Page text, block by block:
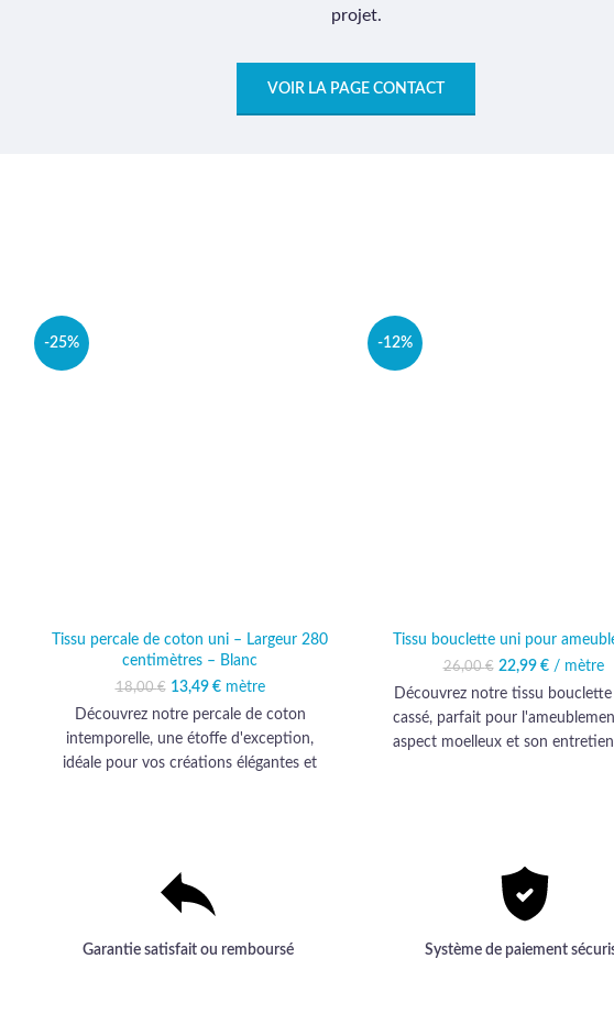
projet.
VOIR LA PAGE CONTACT
-25%
Tissu percale de coton uni – Largeur 280
centimètres – Blanc
18,00€
Le prix initial était :
18,00 €.
13,49 € Le prix actuel est :
13,49 €.
mètre
Découvrez notre percale de coton
intemporelle, une étoffe d'exception,
idéale pour vos créations élégantes et
-12%
Tissu bouclette uni pour
26,00€
Le prix initial
26,00 €.
22,99 € Le prix
/ mètre
Découvrez notre tissu
cassé, parfait pour
aspect moelleux et son
Garantie satisfait ou remboursé Système de paiement